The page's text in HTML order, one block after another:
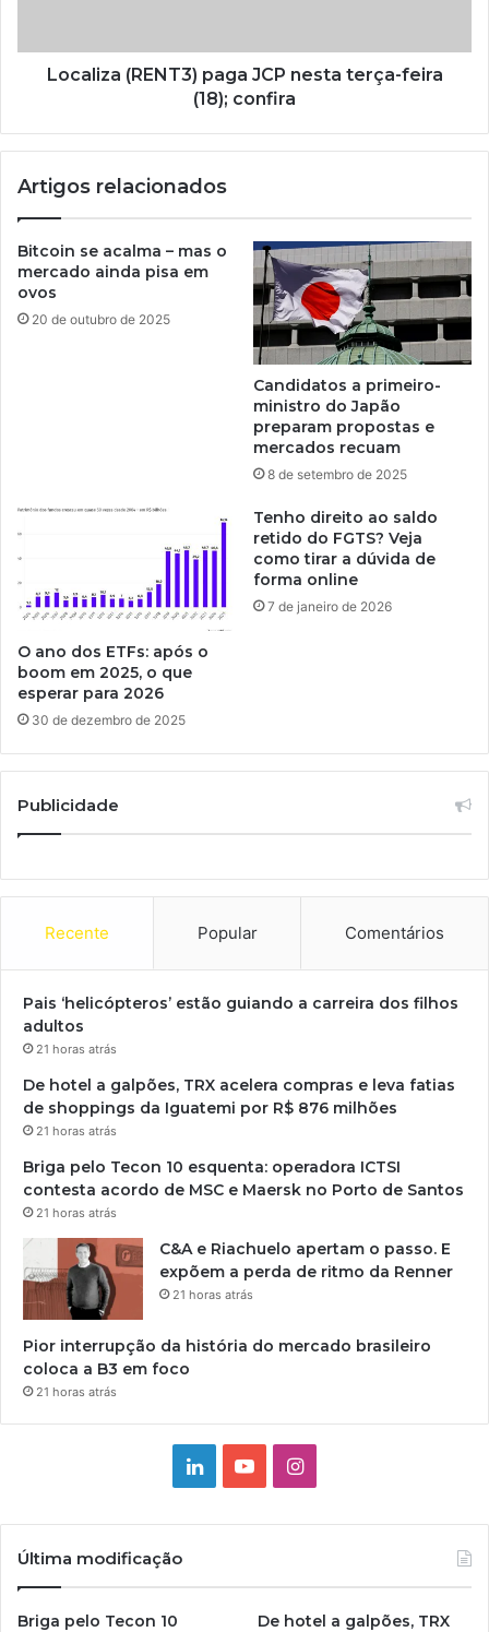
Localiza (RENT3) paga JCP nesta terça-feira
(18); confira
Artigos relacionados
Bitcoin se acalma – mas o
mercado ainda pisa em
ovos
20 de outubro de 2025
Candidatos a primeiro-
ministro do Japão
preparam propostas e
mercados recuam
8 de setembro de 2025
O ano dos ETFs: após o
boom em 2025, o que
esperar para 2026
30 de dezembro de 2025
Tenho direito ao saldo
retido do FGTS? Veja
como tirar a dúvida de
forma online
7 de janeiro de 2026
Publicidade
Recente Popular Comentários
Pais ‘helicópteros’ estão guiando a carreira dos filhos
adultos
21 horas atrás
De hotel a galpões, TRX acelera compras e leva fatias
de shoppings da Iguatemi por R$ 876 milhões
21 horas atrás
Briga pelo Tecon 10 esquenta: operadora ICTSI
contesta acordo de MSC e Maersk no Porto de Santos
21 horas atrás
C&A e Riachuelo apertam o passo. E
expõem a perda de ritmo da Renner
21 horas atrás
Pior interrupção da história do mercado brasileiro
coloca a B3 em foco
21 horas atrás
LinkedinYouTubeInstagram
Última modificação
Briga pelo Tecon 10
De hotel a galpões, TRX